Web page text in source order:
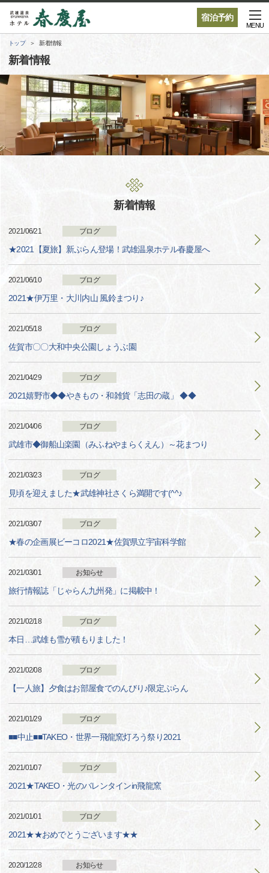
宿泊予約
MENU
トップ 新着情報
新着情報
新着情報
2021/06/21 ブログ
★2021【夏旅】新ぷらん登場！武雄温泉ホテル春慶屋へ
2021/06/10 ブログ
2021★伊万里・大川内山 風鈴まつり♪
2021/05/18 ブログ
佐賀市〇〇大和中央公園しょうぶ園
2021/04/29 ブログ
2021嬉野市◆◆やきもの・和雑貨「志田の蔵」 ◆◆
2021/04/06 ブログ
武雄市◆御船山楽園（みふねやまらくえん）～花まつり
2021/03/23 ブログ
見頃を迎えました★武雄神社さくら満開です(^^♪
2021/03/07 ブログ
★春の企画展ビーコロ2021★佐賀県立宇宙科学館
2021/03/01 お知らせ
旅行情報誌「じゃらん九州発」に掲載中！
2021/02/18 ブログ
本日…武雄も雪が積もりました！
2021/02/08 ブログ
【一人旅】夕食はお部屋食でのんびり♪限定ぷらん
2021/01/29 ブログ
■■中止■■TAKEO・世界一飛龍窯灯ろう祭り2021
2021/01/07 ブログ
2021★TAKEO・光のバレンタインin飛龍窯
2021/01/01 ブログ
2021★★おめでとうございます★★
2020/12/28 お知らせ